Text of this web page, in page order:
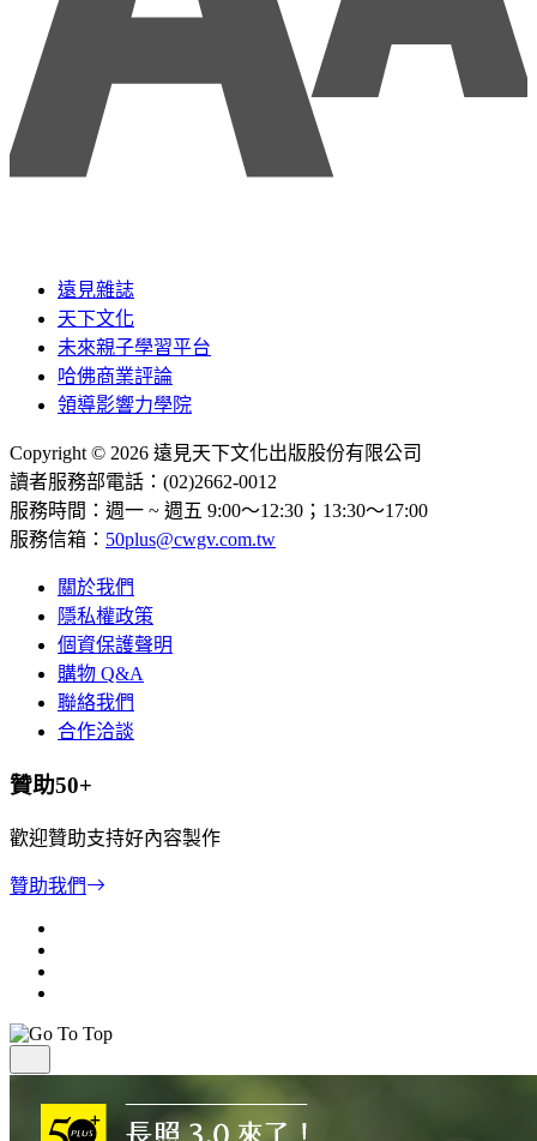
遠見雜誌
天下文化
未來親子學習平台
哈佛商業評論
領導影響力學院
Copyright © 2026 遠見天下文化出版股份有限公司
讀者服務部電話：(02)2662-0012
服務時間：週一 ~ 週五 9:00～12:30；13:30～17:00
服務信箱： 50plus@cwgv.com.tw
關於我們
隱私權政策
個資保護聲明
購物 Q&A
聯絡我們
合作洽談
贊助50+
歡迎贊助支持好內容製作
贊助我們